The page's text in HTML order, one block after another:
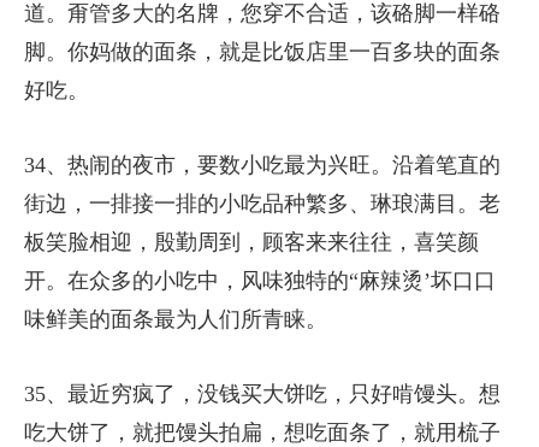
道。甭管多大的名牌，您穿不合适，该硌脚一样硌
脚。你妈做的面条，就是比饭店里一百多块的面条
好吃。
34、热闹的夜市，要数小吃最为兴旺。沿着笔直的
街边，一排接一排的小吃品种繁多、琳琅满目。老
板笑脸相迎，殷勤周到，顾客来来往往，喜笑颜
开。在众多的小吃中，风味独特的“麻辣烫’坏口口
味鲜美的面条最为人们所青睐。
35、最近穷疯了，没钱买大饼吃，只好啃馒头。想
吃大饼了，就把馒头拍扁，想吃面条了，就用梳子